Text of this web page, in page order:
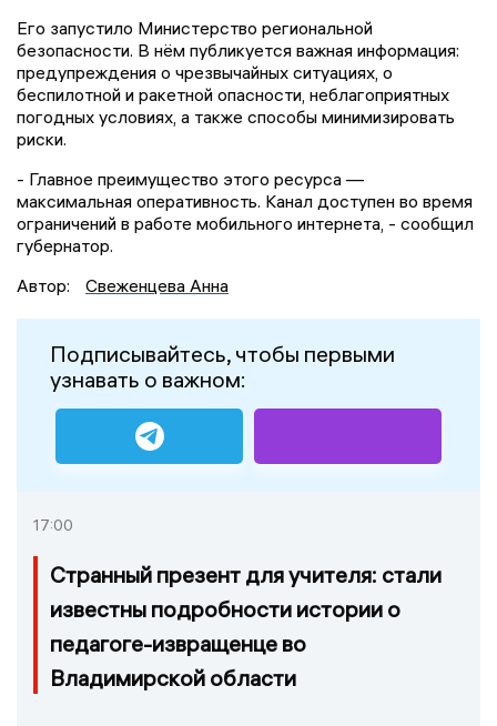
Его запустило Министерство региональной
безопасности. В нём публикуется важная информация:
предупреждения о чрезвычайных ситуациях, о
беспилотной и ракетной опасности, неблагоприятных
погодных условиях, а также способы минимизировать
риски.
- Главное преимущество этого ресурса —
максимальная оперативность. Канал доступен во время
ограничений в работе мобильного интернета, - сообщил
губернатор.
Автор:
Свеженцева Анна
Подписывайтесь, чтобы первыми
узнавать о важном:
17:00
Странный презент для учителя: стали
известны подробности истории о
педагоге-извращенце во
Владимирской области